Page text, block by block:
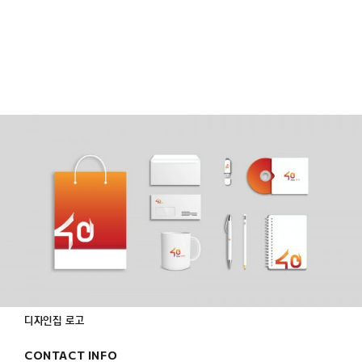
디자인집 로고
CONTACT INFO